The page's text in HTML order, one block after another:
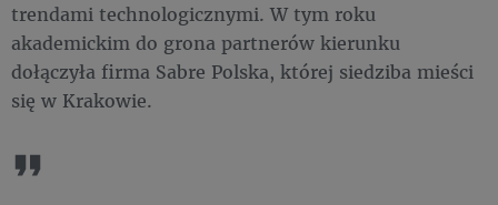
trendami technologicznymi. W tym roku
akademickim do grona partnerów kierunku
dołączyła firma Sabre Polska, której siedziba mieści
się w Krakowie.